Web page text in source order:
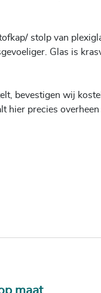
stolp van
Glas is
bevestigen wij
hier precies
museumkwaliteit:
gemaakt uit
maat